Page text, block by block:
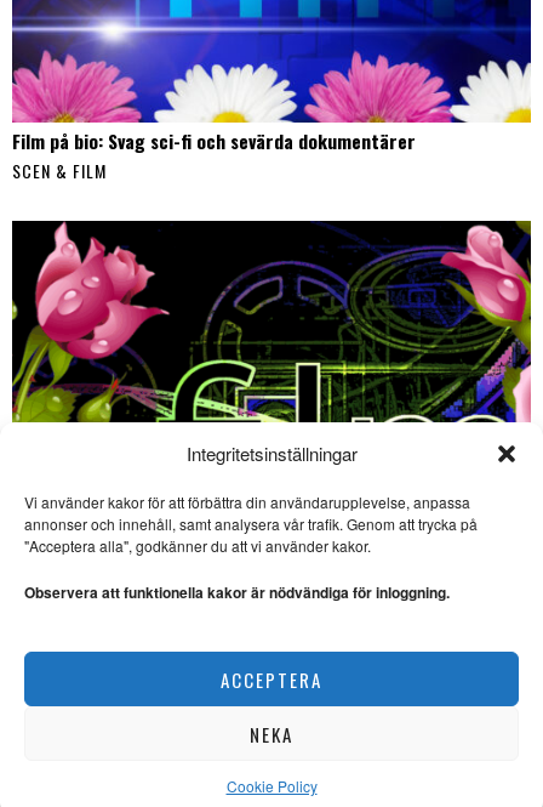
Integritetsinställningar
Vi använder kakor för att förbättra din användarupplevelse, anpassa
annonser och innehåll, samt analysera vår trafik. Genom att trycka på
"Acceptera alla", godkänner du att vi använder kakor.
Observera att funktionella kakor är nödvändiga för inloggning.
ACCEPTERA
NEKA
Cookie Policy
Film på bio: Svag sci-fi och sevärda dokumentärer
SCEN & FILM
Film på bio – 3 sevärda filmer i början av juni
SE ÄVEN
”Målvakten och
Houellebecq”
IMPRESSIONISMEN.
påminna oss om just det